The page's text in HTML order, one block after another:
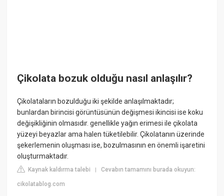
Çikolata bozuk olduğu nasıl anlaşılır?
Çikolataların bozulduğu iki şekilde anlaşılmaktadır;
bunlardan birincisi görüntüsünün değişmesi ikincisi ise koku
değişikliğinin olmasıdır. genellikle yağın erimesi ile çikolata
yüzeyi beyazlar ama halen tüketilebilir. Çikolatanın üzerinde
şekerlemenin oluşması ise, bozulmasının en önemli işaretini
oluşturmaktadır.
Kaynak kaldırma talebi |Cevabın tamamını burada okuyun:
cikolatablog.com